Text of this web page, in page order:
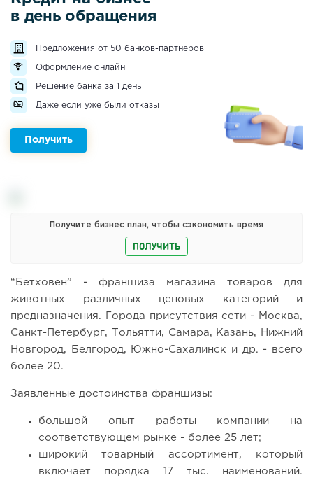
в день обращения
Предложения от 50 банков-партнеров
Оформление онлайн
Решение банка за 1 день
Даже если уже были отказы
Получить
Получите бизнес план, чтобы сэкономить время
ПОЛУЧИТЬ
“Бетховен” - франшиза магазина товаров для
животных различных ценовых категорий и
предназначения. Города присутствия сети - Москва,
Санкт-Петербург, Тольятти, Самара, Казань, Нижний
Новгород, Белгород, Южно-Сахалинск и др. - всего
более 20.
Заявленные достоинства франшизы:
большой опыт работы компании на
соответствующем рынке - более 25 лет;
широкий товарный ассортимент, который
включает порядка 17 тыс. наименований.